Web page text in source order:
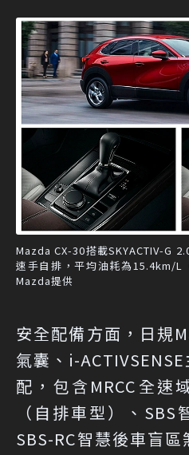
Mazda CX-30搭載SKYACTIV-G
速手自排，平均油耗為15.4km/L
Mazda提供
安全配備方面，日規
氣囊、i-
配，包含MRCC全速
（自排車型）、SBS
SBS-RC智慧後車盲